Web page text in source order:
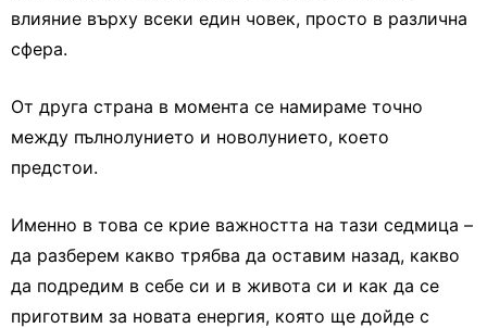
влияние върху всеки един човек, просто в различна
сфера.
Oт друга страна в момента се намираме точно
между пълнолунието и новолунието, което
предстои.
Именно в това се крие важността на тази седмица –
да разберем какво трябва да оставим назад, какво
да подредим в себе си и в живота си и как да се
приготвим за новата енергия, която ще дойде с